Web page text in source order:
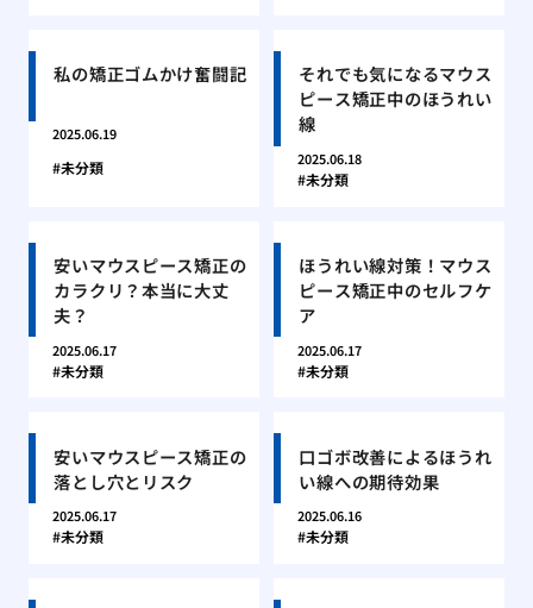
私の矯正ゴムかけ奮闘記
2025.06.19
未分類
それでも気になるマウス
ピース矯正中のほうれい
線
2025.06.18
未分類
安いマウスピース矯正の
カラクリ？本当に大丈
夫？
2025.06.17
未分類
ほうれい線対策！マウス
ピース矯正中のセルフケ
ア
2025.06.17
未分類
安いマウスピース矯正の
落とし穴とリスク
2025.06.17
未分類
口ゴボ改善によるほうれ
い線への期待効果
2025.06.16
未分類